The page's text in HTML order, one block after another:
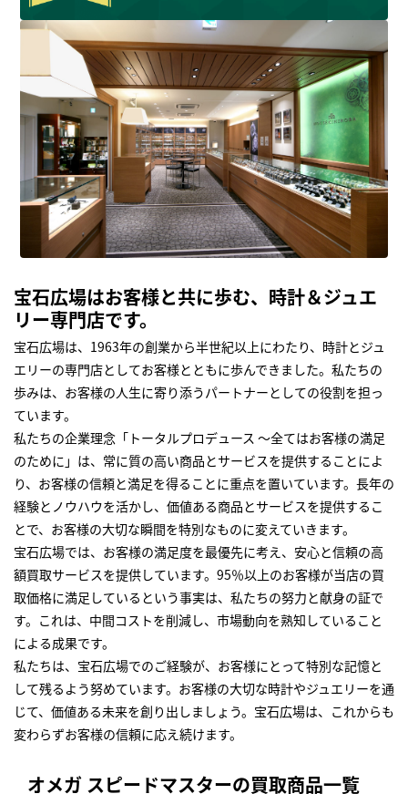
宝石広場はお客様と共に歩む、時計＆ジュエ
リー専門店です。
宝石広場は、1963年の創業から半世紀以上にわたり、時計とジュ
エリーの専門店としてお客様とともに歩んできました。私たちの
歩みは、お客様の人生に寄り添うパートナーとしての役割を担っ
ています。
私たちの企業理念「トータルプロデュース ～全てはお客様の満足
のために」は、常に質の高い商品とサービスを提供することによ
り、お客様の信頼と満足を得ることに重点を置いています。長年の
経験とノウハウを活かし、価値ある商品とサービスを提供するこ
とで、お客様の大切な瞬間を特別なものに変えていきます。
宝石広場では、お客様の満足度を最優先に考え、安心と信頼の高
額買取サービスを提供しています。95％以上のお客様が当店の買
取価格に満足しているという事実は、私たちの努力と献身の証で
す。これは、中間コストを削減し、市場動向を熟知していること
による成果です。
私たちは、宝石広場でのご経験が、お客様にとって特別な記憶と
して残るよう努めています。お客様の大切な時計やジュエリーを通
じて、価値ある未来を創り出しましょう。宝石広場は、これからも
変わらずお客様の信頼に応え続けます。
オメガ スピードマスターの買取商品一覧